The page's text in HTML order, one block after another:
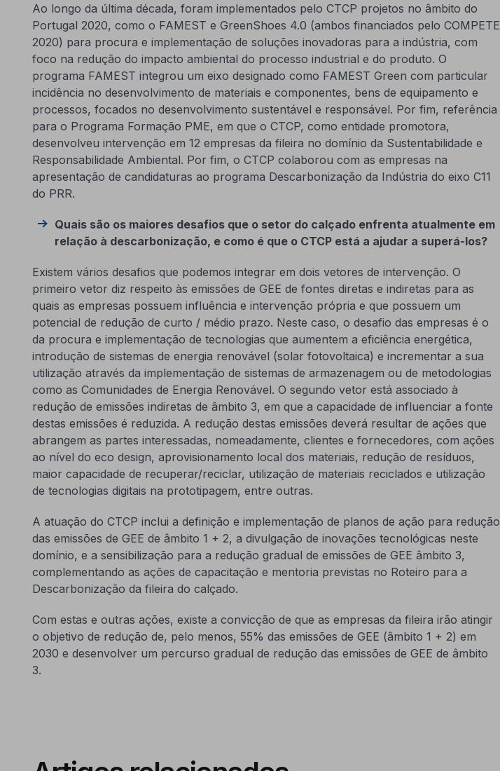
Ao longo da última década, foram implementados pelo CTCP projetos no âmbito do
Portugal 2020, como o FAMEST e GreenShoes 4.0 (ambos financiados pelo COMPETE
2020) para procura e implementação de soluções inovadoras para a indústria, com
foco na redução do impacto ambiental do processo industrial e do produto. O
programa FAMEST integrou um eixo designado como FAMEST Green com particular
incidência no desenvolvimento de materiais e componentes, bens de equipamento e
processos, focados no desenvolvimento sustentável e responsável. Por fim, referência
para o Programa Formação PME, em que o CTCP, como entidade promotora,
desenvolveu intervenção em 12 empresas da fileira no domínio da Sustentabilidade e
Responsabilidade Ambiental. Por fim, o CTCP colaborou com as empresas na
apresentação de candidaturas ao programa Descarbonização da Indústria do eixo C11
do PRR.
Quais são os maiores desafios que o setor do calçado enfrenta atualmente em
relação à descarbonização, e como é que o CTCP está a ajudar a superá-los?
Existem vários desafios que podemos integrar em dois vetores de intervenção. O
primeiro vetor diz respeito às emissões de GEE de fontes diretas e indiretas para as
quais as empresas possuem influência e intervenção própria e que possuem um
potencial de redução de curto / médio prazo. Neste caso, o desafio das empresas é o
da procura e implementação de tecnologias que aumentem a eficiência energética,
introdução de sistemas de energia renovável (solar fotovoltaica) e incrementar a sua
utilização através da implementação de sistemas de armazenagem ou de metodologias
como as Comunidades de Energia Renovável. O segundo vetor está associado à
redução de emissões indiretas de âmbito 3, em que a capacidade de influenciar a fonte
destas emissões é reduzida. A redução destas emissões deverá resultar de ações que
abrangem as partes interessadas, nomeadamente, clientes e fornecedores, com ações
ao nível do eco design, aprovisionamento local dos materiais, redução de resíduos,
maior capacidade de recuperar/reciclar, utilização de materiais reciclados e utilização
de tecnologias digitais na prototipagem, entre outras.
A atuação do CTCP inclui a definição e implementação de planos de ação para redução
das emissões de GEE de âmbito 1 + 2, a divulgação de inovações tecnológicas neste
domínio, e a sensibilização para a redução gradual de emissões de GEE âmbito 3,
complementando as ações de capacitação e mentoria previstas no Roteiro para a
Descarbonização da fileira do calçado.
Com estas e outras ações, existe a convicção de que as empresas da fileira irão atingir
o objetivo de redução de, pelo menos, 55% das emissões de GEE (âmbito 1 + 2) em
2030 e desenvolver um percurso gradual de redução das emissões de GEE de âmbito
3.